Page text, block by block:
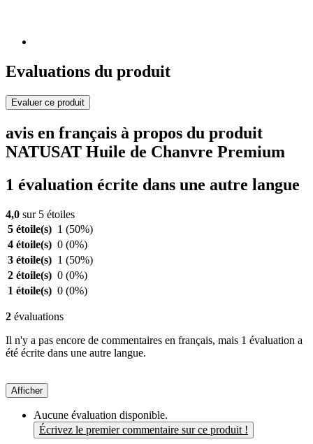
Evaluations du produit
Evaluer ce produit
avis en français à propos du produit
NATUSAT Huile de Chanvre Premium
1 évaluation écrite dans une autre langue
4,0 sur 5 étoiles
5 étoile(s) 1 (50%)
4 étoile(s) 0 (0%)
3 étoile(s) 1 (50%)
2 étoile(s) 0 (0%)
1 étoile(s) 0 (0%)
2 évaluations
Il n'y a pas encore de commentaires en français, mais 1 évaluation a
été écrite dans une autre langue.
Afficher
Aucune évaluation disponible.
Écrivez le premier commentaire sur ce produit !